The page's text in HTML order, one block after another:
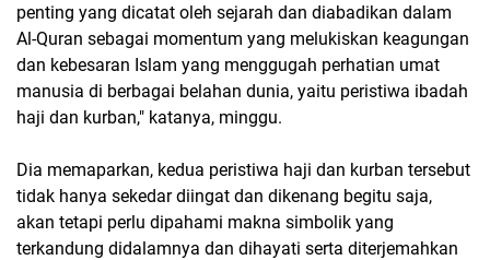
penting yang dicatat oleh sejarah dan diabadikan dalam
Al-Quran sebagai momentum yang melukiskan keagungan
dan kebesaran Islam yang menggugah perhatian umat
manusia di berbagai belahan dunia, yaitu peristiwa ibadah
haji dan kurban," katanya, minggu.
Dia memaparkan, kedua peristiwa haji dan kurban tersebut
tidak hanya sekedar diingat dan dikenang begitu saja,
akan tetapi perlu dipahami makna simbolik yang
terkandung didalamnya dan dihayati serta diterjemahkan